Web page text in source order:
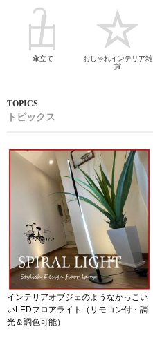
傘立て
おしゃれインテリア雑
貨
トピックス
インテリアオブジェのようなかっこい
いLEDフロアライト（リモコン付・調
光＆調色可能）